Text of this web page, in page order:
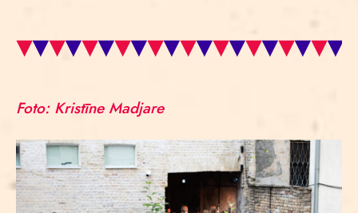
Foto: Kristīne Madjare